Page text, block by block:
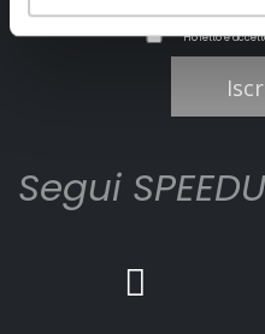
Ho letto e
Segui